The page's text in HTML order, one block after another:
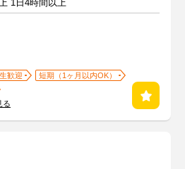
1日4時間以上
歓迎
短期（1ヶ月以内OK）
る